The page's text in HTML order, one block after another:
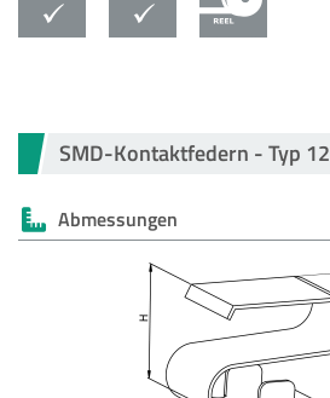
SMD-Kontaktfedern - Typ 12
Abmessungen